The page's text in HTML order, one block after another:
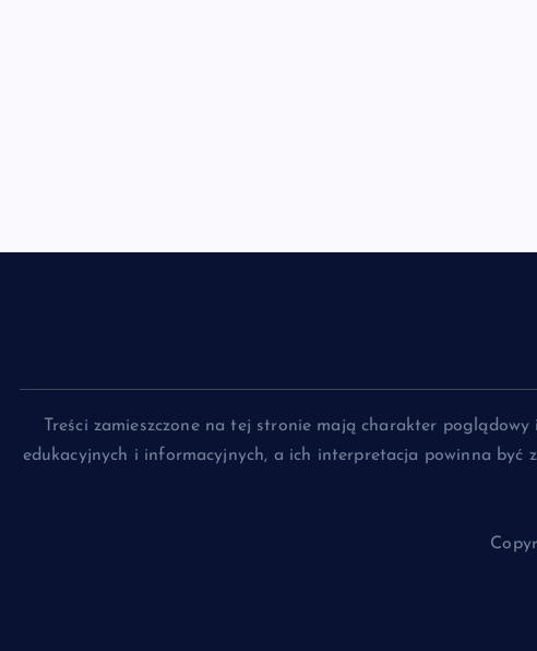
Treści zamieszczone na tej stronie mają charakter
edukacyjnych i informacyjnych, a ich interpretacja powinna być